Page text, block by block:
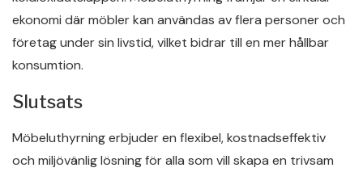
ekonomi där möbler kan användas av flera personer och
företag under sin livstid, vilket bidrar till en mer hållbar
konsumtion.
Slutsats
Möbeluthyrning erbjuder en flexibel, kostnadseffektiv
och miljövänlig lösning för alla som vill skapa en trivsam